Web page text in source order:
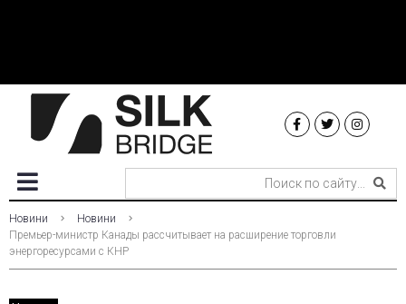
Новини
Новини
Премьер-министр Канады рассчитывает на расширение торговли
энергоресурсами с КНР